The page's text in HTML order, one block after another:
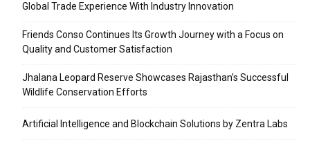
Global Trade Experience With Industry Innovation
Friends Conso Continues Its Growth Journey with a Focus on
Quality and Customer Satisfaction
Jhalana Leopard Reserve Showcases Rajasthan’s Successful
Wildlife Conservation Efforts
Artificial Intelligence and Blockchain Solutions by Zentra Labs